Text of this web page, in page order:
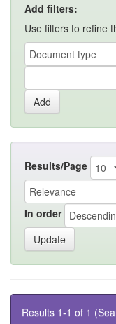
Add filters:
Use filters to refine
Results/Page
In order
Results 1-1 of 1